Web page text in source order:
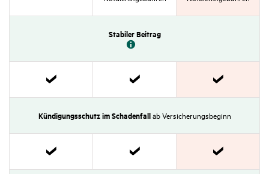
Stabiler Beitrag
Zutref­
Zutref­
Zutref­
Kündi­gungs­schutz im Scha­den­fallab Versi­che­rungs­be­ginn
Zutref­
Zutref­
Zutref­